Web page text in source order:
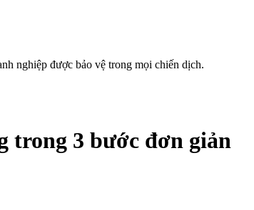
nghiệp được bảo vệ trong mọi chiến dịch.
trong 3 bước đơn giản